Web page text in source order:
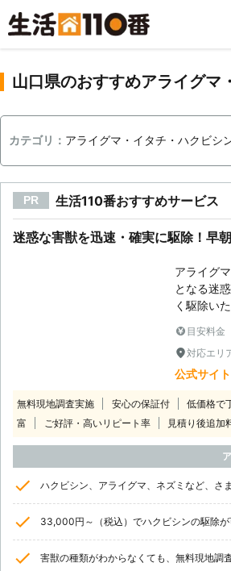
山口県のおすすめアライグマ
カテゴリ： アライグマ・イタチ・ハクビシ
PR 生活110番おすすめサービス
迷惑な害獣を迅速・確実に駆除！早
アライグ
となる迷
く駆除い
目安料金
対応エリ
公式サイ
無料現地調査実施 安心の保証付 低価格で
富
ご好評・高いリピート率 見積り後追加
ハクビシン、アライグマ、ネズミなど、さ
33,000円～（税込）でハクビシンの駆除
害獣の種類がわからなくても、無料現地調